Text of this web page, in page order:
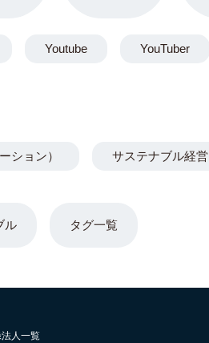
ル
Youtube YouTuber
ション） サステナブル経営
タグ一覧
人一覧